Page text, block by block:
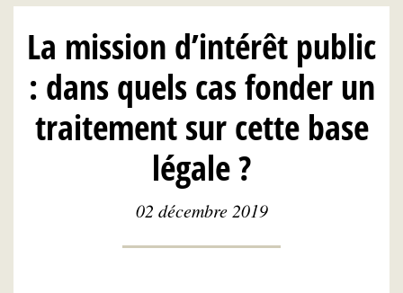
N
I
L
La mission d’intérêt public
: dans quels cas fonder un
traitement sur cette base
légale ?
02 décembre 2019